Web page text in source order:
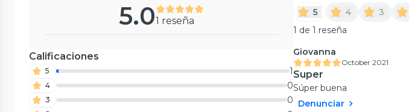
5.01 reseña
Calificaciones
5 1
4 0
3 0
5 4 3
1 de 1 reseña
Giovanna
October 2021
Super
Súper buena
Denunciar